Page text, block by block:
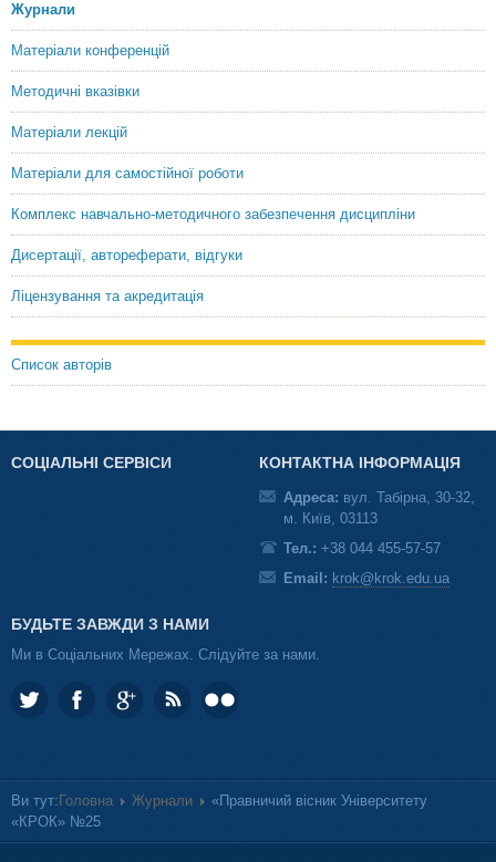
Журнали
Матеріали конференцій
Методичні вказівки
Матеріали лекцій
Матеріали для самостійної роботи
Комплекс навчально-методичного забезпечення дисципліни
Дисертації, автореферати, відгуки
Ліцензування та акредитація
Список авторів
СОЦІАЛЬНІ СЕРВІСИ КОНТАКТНА ІНФОРМАЦІЯ
Адреса: вул. Табірна, 30-32,
м. Київ, 03113
Тел.: +38 044 455-57-57
Email: krok@krok.edu.ua
БУДЬТЕ ЗАВЖДИ З НАМИ
Ми в Соціальних Мережах. Слідуйте за нами.
Ви тут: Головна Журнали
«Правничий вісник Університету
«КРОК» №25